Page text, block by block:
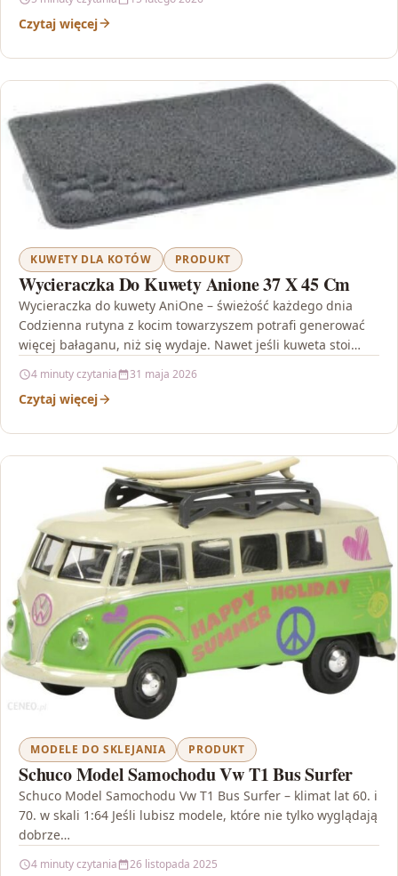
Czytaj więcej
KUWETY DLA KOTÓW PRODUKT
Wycieraczka Do Kuwety Anione 37 X 45 Cm
Wycieraczka do kuwety AniOne – świeżość każdego dnia
Codzienna rutyna z kocim towarzyszem potrafi generować
więcej bałaganu, niż się wydaje. Nawet jeśli kuweta stoi…
4 minuty czytania 31 maja 2026
Czytaj więcej
MODELE DO SKLEJANIA PRODUKT
Schuco Model Samochodu Vw T1 Bus Surfer
Schuco Model Samochodu Vw T1 Bus Surfer – klimat lat 60. i
70. w skali 1:64 Jeśli lubisz modele, które nie tylko wyglądają
dobrze…
4 minuty czytania 26 listopada 2025